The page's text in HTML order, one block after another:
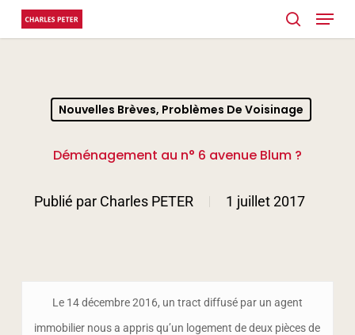
Skip
to
search
Menu
Nouvelles Brèves, Problèmes De Voisinage
Déménagement au n° 6 avenue Blum ?
Publié par Charles PETER 1 juillet 2017
Le 14 décembre 2016, un tract diffusé par un agent
immobilier nous a appris qu’un logement de deux pièces de